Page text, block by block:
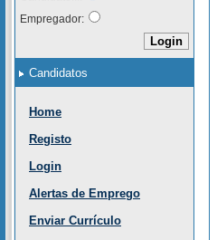
Empregador:
Candidatos
Home
Registo
Login
Alertas de Emprego
Enviar Currículo